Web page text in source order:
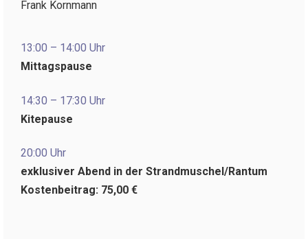
Frank Kornmann
13:00 – 14:00 Uhr
Mittagspause
14:30 – 17:30 Uhr
Kitepause
20:00 Uhr
exklusiver Abend in der Strandmuschel/Rantum
Kostenbeitrag: 75,00 €